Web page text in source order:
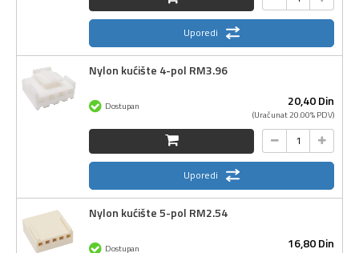
Uporedi
Nylon kućište 4-pol RM3.96
20,40Din
(Uračunat 20.00% PDV)
Dostupan
Uporedi
Nylon kućište 5-pol RM2.54
16,80Din
Dostupan